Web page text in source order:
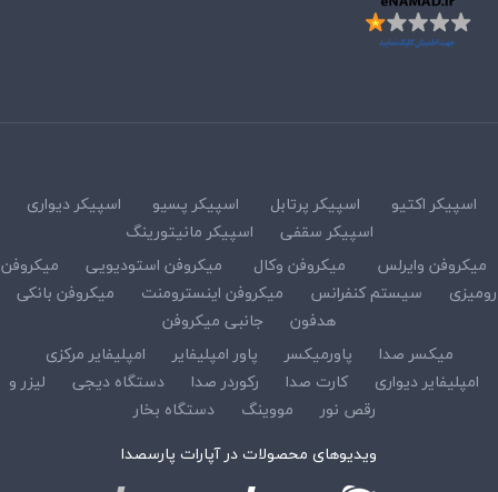
اسپیکر اکتیو اسپیکر پرتابل اسپیکر پسیو
اسپیکر دیواری
اسپیکر سقفی
اسپیکر مانیتورینگ
میکروفن وایرلس
میکروفن وکال میکروفن استودیویی
میکروفن
رومیزی
سیستم کنفرانس میکروفن اینسترومنت
میکروفن بانکی
هدفون
جانبی میکروفن
میکسر صدا
پاورمیکسر پاور امپلیفایر
امپلیفایر مرکزی
امپلیفایر دیواری
کارت صدا رکوردر صدا دستگاه دیجی
لیزر و
رقص نور
مووینگ
دستگاه بخار
ویدیوهای محصولات در آپارات پارسصدا